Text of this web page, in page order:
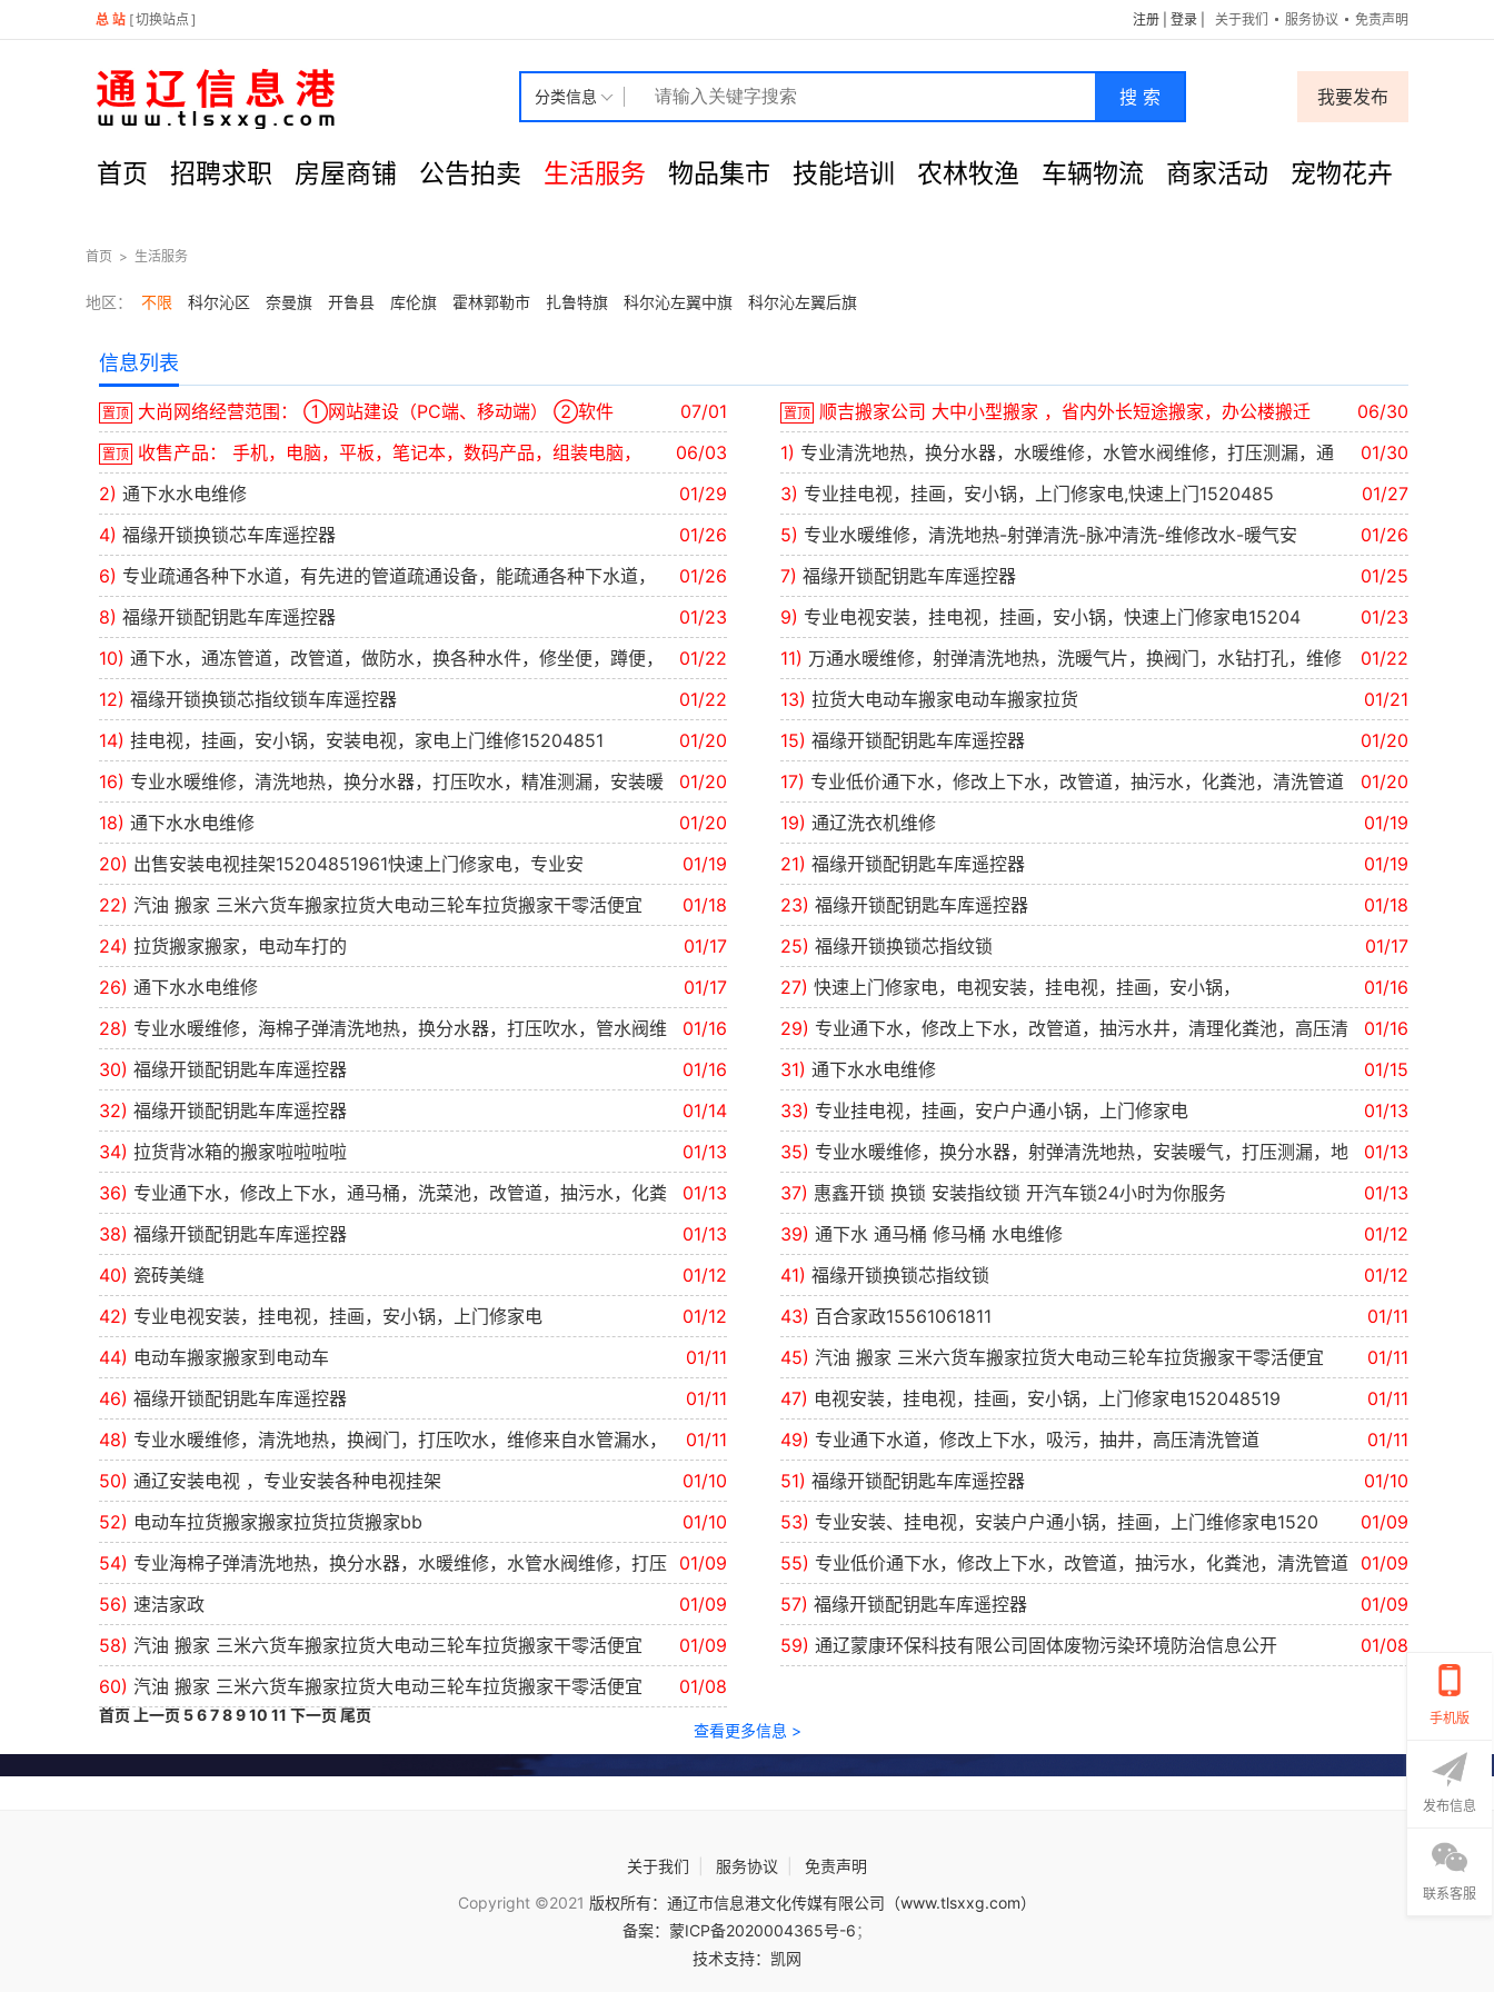
总 站 [切换站点 ] 注册 登录 关于我们 服务协议 免责声明
分类信息 搜 索 我要发布
首页 招聘求职 房屋商铺 公告拍卖 生活服务 物品集市 技能培训 农林牧渔 车辆物流 商家活动 宠物花卉
首页 > 生活服务
地区： 不限 科尔沁区 奈曼旗 开鲁县 库伦旗 霍林郭勒市 扎鲁特旗 科尔沁左翼中旗 科尔沁左翼后旗
信息列表
置顶 大尚网络经营范围： ①网站建设（PC端、移动端） ②软件 07/01 置顶 顺吉搬家公司 大中小型搬家 ，省内外长短途搬家，办公楼搬迁 06/30
置顶 收售产品： 手机，电脑，平板，笔记本，数码产品，组装电脑， 06/03 1) 专业清洗地热，换分水器，水暖维修，水管水阀维修，打压测漏，通
01/30
2) 通下水水电维修 01/29 3) 专业挂电视，挂画，安小锅，上门修家电,快速上门1520485
01/27
4) 福缘开锁换锁芯车库遥控器 01/26 5) 专业水暖维修，清洗地热-射弹清洗-脉冲清洗-维修改水-暖气安
01/26
6) 专业疏通各种下水道，有先进的管道疏通设备，能疏通各种下水道， 01/26 7) 福缘开锁配钥匙车库遥控器
01/25
8) 福缘开锁配钥匙车库遥控器 01/23 9) 专业电视安装，挂电视，挂画，安小锅，快速上门修家电15204
01/23
10) 通下水，通冻管道，改管道，做防水，换各种水件，修坐便，蹲便， 01/22 11) 万通水暖维修，射弹清洗地热，洗暖气片，换阀门，水钻打孔，维修
01/22
12) 福缘开锁换锁芯指纹锁车库遥控器 01/22 13) 拉货大电动车搬家电动车搬家拉货
01/21
14) 挂电视，挂画，安小锅，安装电视，家电上门维修15204851 01/20 15) 福缘开锁配钥匙车库遥控器
01/20
16) 专业水暖维修，清洗地热，换分水器，打压吹水，精准测漏，安装暖 01/20 17) 专业低价通下水，修改上下水，改管道，抽污水，化粪池，清洗管道
01/20
18) 通下水水电维修 01/20 19) 通辽洗衣机维修
01/19
20) 出售安装电视挂架15204851961快速上门修家电，专业安 01/19 21) 福缘开锁配钥匙车库遥控器
01/19
22) 汽油 搬家 三米六货车搬家拉货大电动三轮车拉货搬家干零活便宜 01/18 23) 福缘开锁配钥匙车库遥控器
01/18
24) 拉货搬家搬家，电动车打的 01/17 25) 福缘开锁换锁芯指纹锁
01/17
26) 通下水水电维修 01/17 27) 快速上门修家电，电视安装，挂电视，挂画，安小锅，
01/16
28) 专业水暖维修，海棉子弹清洗地热，换分水器，打压吹水，管水阀维 01/16 29) 专业通下水，修改上下水，改管道，抽污水井，清理化粪池，高压清
01/16
30) 福缘开锁配钥匙车库遥控器 01/16 31) 通下水水电维修
01/15
32) 福缘开锁配钥匙车库遥控器 01/14 33) 专业挂电视，挂画，安户户通小锅，上门修家电
01/13
34) 拉货背冰箱的搬家啦啦啦啦 01/13 35) 专业水暖维修，换分水器，射弹清洗地热，安装暖气，打压测漏，地
01/13
36) 专业通下水，修改上下水，通马桶，洗菜池，改管道，抽污水，化粪 01/13 37) 惠鑫开锁 换锁 安装指纹锁 开汽车锁24小时为你服务
01/13
38) 福缘开锁配钥匙车库遥控器 01/13 39) 通下水 通马桶 修马桶 水电维修
01/12
40) 瓷砖美缝 01/12 41) 福缘开锁换锁芯指纹锁
01/12
42) 专业电视安装，挂电视，挂画，安小锅，上门修家电 01/12 43) 百合家政15561061811
01/11
44) 电动车搬家搬家到电动车 01/11 45) 汽油 搬家 三米六货车搬家拉货大电动三轮车拉货搬家干零活便宜
01/11
46) 福缘开锁配钥匙车库遥控器 01/11 47) 电视安装，挂电视，挂画，安小锅，上门修家电152048519
01/11
48) 专业水暖维修，清洗地热，换阀门，打压吹水，维修来自水管漏水， 01/11 49) 专业通下水道，修改上下水，吸污，抽井，高压清洗管道
01/11
50) 通辽安装电视 ，专业安装各种电视挂架 01/10 51) 福缘开锁配钥匙车库遥控器
01/10
52) 电动车拉货搬家搬家拉货拉货搬家bb 01/10 53) 专业安装、挂电视，安装户户通小锅，挂画，上门维修家电1520
01/09
54) 专业海棉子弹清洗地热，换分水器，水暖维修，水管水阀维修，打压 01/09 55) 专业低价通下水，修改上下水，改管道，抽污水，化粪池，清洗管道 01/09
56) 速洁家政 01/09 57) 福缘开锁配钥匙车库遥控器
01/09
58) 汽油 搬家 三米六货车搬家拉货大电动三轮车拉货搬家干零活便宜 01/09 59) 通辽蒙康环保科技有限公司固体废物污染环境防治信息公开
01/08
60) 汽油 搬家 三米六货车搬家拉货大电动三轮车拉货搬家干零活便宜 01/08
首页 上一页 5678910 11 下一页 尾页
查看更多信息 >
关于我们 服务协议
免责声明
Copyright ©2021 版权所有：通辽市信息港文化传媒有限公司（www.tlsxxg.com）
备案：蒙ICP备2020004365号-6；
技术支持：凯网
手机版
发布信息
联系客服